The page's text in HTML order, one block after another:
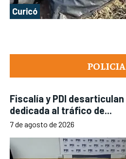
Fiscalía y PDI
dedicada al tráfico de...
7 de agosto de 2026
Curicó